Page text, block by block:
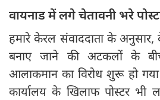
वायनाड में लगे चेतावनी भरे
हमारे केरल संवाददाता के अनुसार,
बनाए जाने की अटकलों के
आलाकमान का विरोध शुरू हो गया
कार्यालय के खिलाफ पोस्टर भी